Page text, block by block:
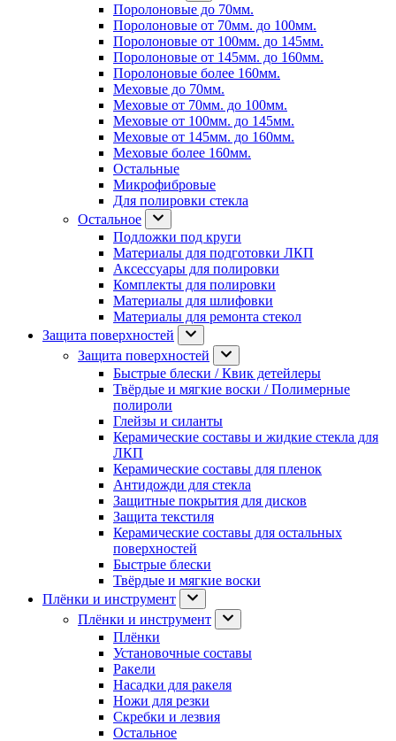
Поролоновые до 70мм.
Поролоновые от 70мм. до 100мм.
Поролоновые от 100мм. до 145мм.
Поролоновые от 145мм. до 160мм.
Поролоновые более 160мм.
Меховые до 70мм.
Меховые от 70мм. до 100мм.
Меховые от 100мм. до 145мм.
Меховые от 145мм. до 160мм.
Меховые более 160мм.
Остальные
Микрофибровые
Для полировки стекла
Остальное
Подложки под круги
Материалы для подготовки ЛКП
Аксессуары для полировки
Комплекты для полировки
Материалы для шлифовки
Материалы для ремонта стекол
Защита поверхностей
Защита поверхностей
Быстрые блески / Квик детейлеры
Твёрдые и мягкие воски / Полимерные
полироли
Глейзы и силанты
Керамические составы и жидкие стекла для
ЛКП
Керамические составы для пленок
Антидожди для стекла
Защитные покрытия для дисков
Защита текстиля
Керамические составы для остальных
поверхностей
Быстрые блески
Твёрдые и мягкие воски
Плёнки и инструмент
Плёнки и инструмент
Плёнки
Установочные составы
Ракели
Насадки для ракеля
Ножи для резки
Скребки и лезвия
Остальное